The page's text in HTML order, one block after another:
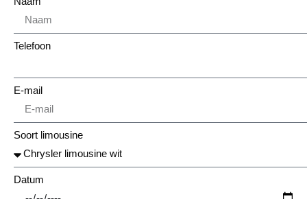
Telefoon
E-mail
Soort limousine
Datum